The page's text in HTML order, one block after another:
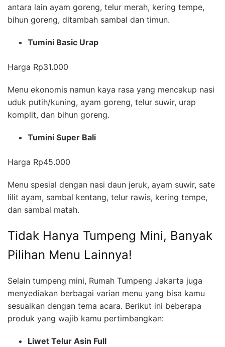
antara lain ayam goreng, telur merah, kering tempe,
bihun goreng, ditambah sambal dan timun.
Tumini Basic Urap
Harga Rp31.000
Menu ekonomis namun kaya rasa yang mencakup nasi
uduk putih/kuning, ayam goreng, telur suwir, urap
komplit, dan bihun goreng.
Tumini Super Bali
Harga Rp45.000
Menu spesial dengan nasi daun jeruk, ayam suwir, sate
lilit ayam, sambal kentang, telur rawis, kering tempe,
dan sambal matah.
Tidak Hanya Tumpeng Mini, Banyak
Pilihan Menu Lainnya!
Selain tumpeng mini, Rumah Tumpeng Jakarta juga
menyediakan berbagai varian menu yang bisa kamu
sesuaikan dengan tema acara. Berikut ini beberapa
produk yang wajib kamu pertimbangkan:
Liwet Telur Asin Full